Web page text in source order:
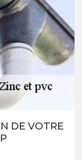
DE VOTRE